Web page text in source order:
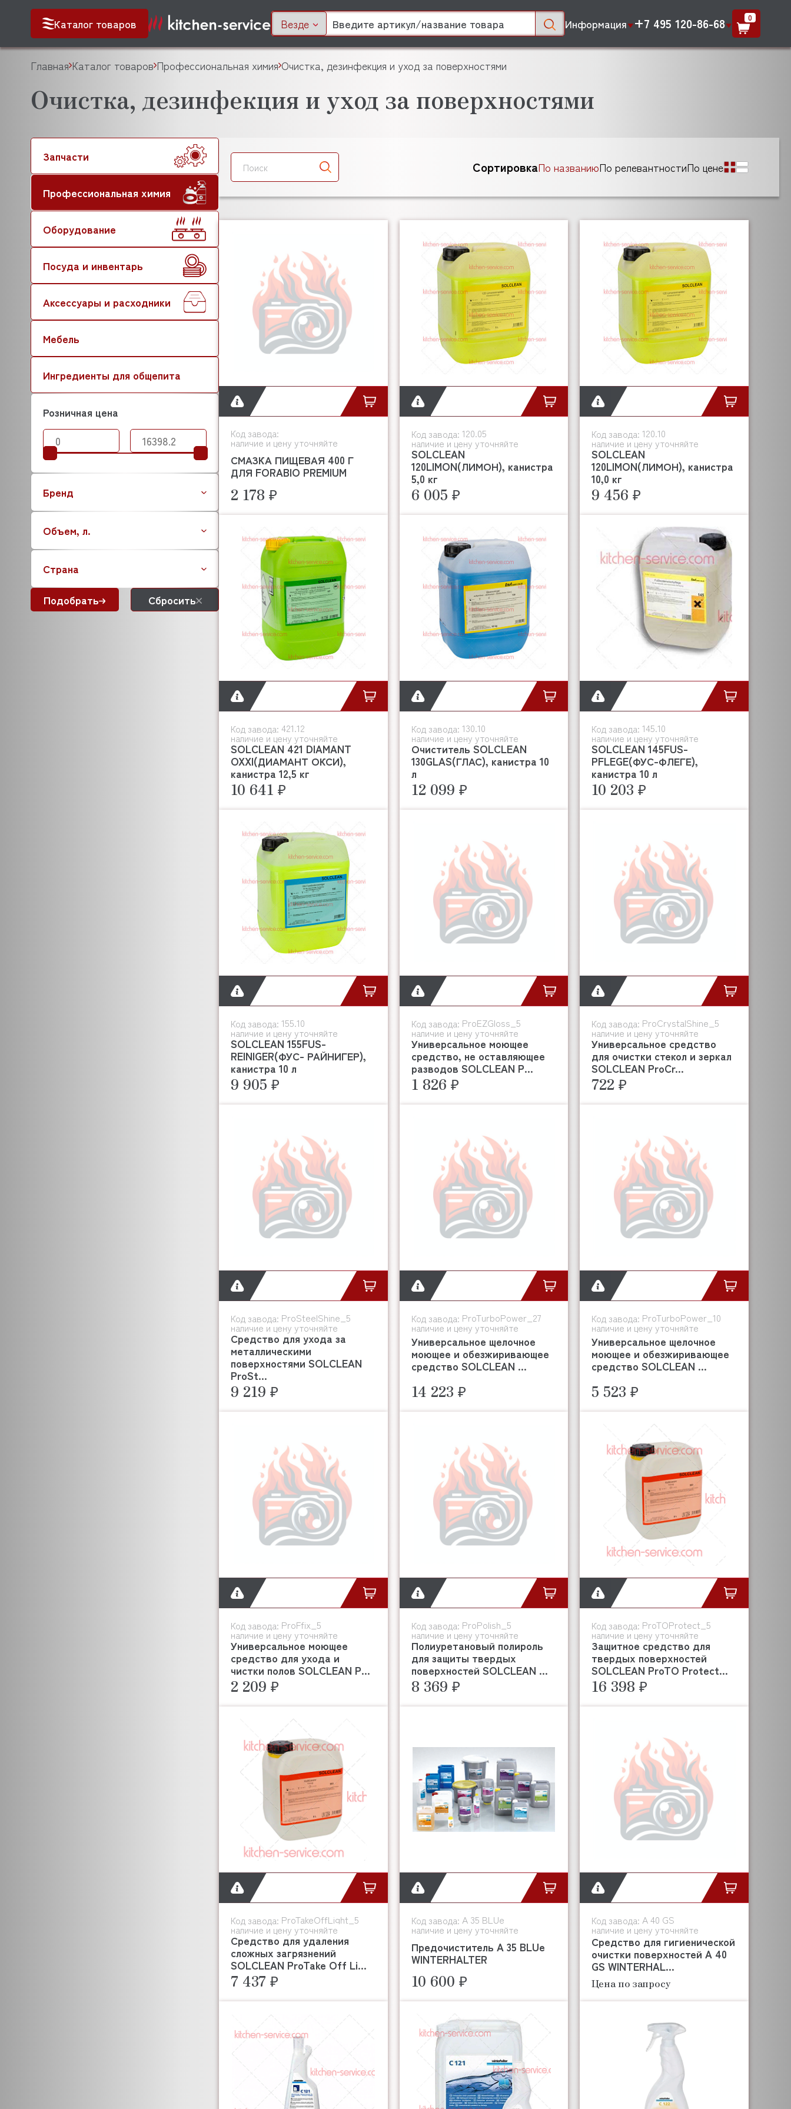
Каталог товаров Везде Информация +7 495 120-86-68 0
Главная Каталог товаров Профессиональная химия Очистка, дезинфекция и уход за поверхностями
Очистка, дезинфекция и уход за поверхностями
Запчасти
Профессиональная химия
Оборудование
Посуда и инвентарь
Аксессуары и расходники
Мебель
Ингредиенты для общепита
Розничная цена
Бренд
Объем, л.
Страна
Подобрать Сбросить
СортировкаПо названиюПо релевантностиПо цене
Код завода:
наличие и цену уточняйте
СМАЗКА ПИЩЕВАЯ 400 Г
ДЛЯ FORABIO PREMIUM
2 178 ₽
Код завода: 120.05
наличие и цену уточняйте
SOLCLEAN
120LIMON(ЛИМОН), канистра
5,0 кг
6 005 ₽
Код завода:120.10
наличие и цену уточняйте
SOLCLEAN
120LIMON(ЛИМОН), канистра
10,0 кг
9 456 ₽
Код завода: 421.12
наличие и цену уточняйте
SOLCLEAN 421 DIAMANT
OXXI(ДИАМАНТ ОКСИ),
канистра 12,5 кг
10 641 ₽
Код завода: 130.10
наличие и цену уточняйте
Очиститель SOLCLEAN
130GLAS(ГЛАС), канистра 10
л
12 099 ₽
Код завода:145.10
наличие и цену уточняйте
SOLCLEAN 145FUS-
PFLEGE(ФУС-ФЛЕГЕ),
канистра 10 л
10 203 ₽
Код завода: 155.10
наличие и цену уточняйте
SOLCLEAN 155FUS-
REINIGER(ФУС- РАЙНИГЕР),
канистра 10 л
9 905 ₽
Код завода: ProEZGloss_5
наличие и цену уточняйте
Универсальное моющее
средство, не оставляющее
разводов SOLCLEAN P...
1 826 ₽
Код завода: ProCrystalShine_5
наличие и цену уточняйте
Универсальное средство
для очистки стекол и зеркал
SOLCLEAN ProCr...
722 ₽
Код завода: ProSteelShine_5
наличие и цену уточняйте
Средство для ухода за
металлическими
поверхностями SOLCLEAN
ProSt...
9 219 ₽
Код завода: ProTurboPower_27
наличие и цену уточняйте
Универсальное щелочное
моющее и обезжиривающее
средство SOLCLEAN ...
14 223 ₽
Код завода: ProTurboPower_10
наличие и цену уточняйте
Универсальное щелочное
моющее и обезжиривающее
средство SOLCLEAN ...
5 523 ₽
Код завода: ProFfix_5
наличие и цену уточняйте
Универсальное моющее
средство для ухода и
чистки полов SOLCLEAN P...
2 209 ₽
Код завода: ProPolish_5
наличие и цену уточняйте
Полиуретановый полироль
для защиты твердых
поверхностей SOLCLEAN ...
8 369 ₽
Код завода: ProTOProtect_5
наличие и цену уточняйте
Защитное средство для
твердых поверхностей
SOLCLEAN ProTO Protect...
16 398 ₽
Код завода: ProTakeOffLight_5
наличие и цену уточняйте
Средство для удаления
сложных загрязнений
SOLCLEAN ProTake Off Li...
7 437 ₽
Код завода: A 35 BLUe
наличие и цену уточняйте
Предочиститель A 35 BLUe
WINTERHALTER
10 600 ₽
Код завода:A 40 GS
наличие и цену уточняйте
Средство для гигиенической
очистки поверхностей A 40
GS WINTERHAL...
Цена по запросу